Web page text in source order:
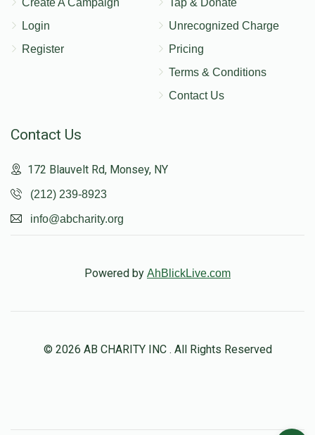
Login
Register
Unrecognized Charge
Pricing
Terms & Conditions
Contact Us
Contact Us
172 Blauvelt Rd, Monsey, NY
(212) 239-8923
info@abcharity.org
Powered by AhBlickLive.com
© 2026 AB CHARITY INC . All Rights Reserved